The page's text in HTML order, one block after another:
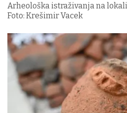
Arheološka istraživanja na
Foto: Krešimir Vacek